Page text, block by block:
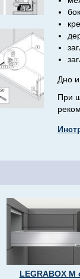
Дно и
При
LEGRABOX M